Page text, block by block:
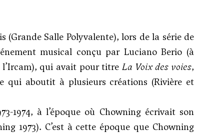
(Grande Salle Polyvalente), lors de la série de
musical conçu par Luciano Berio (à
qui avait pour titre La Voix des voies,
qui aboutit à plusieurs créations (Rivière et
1974, à l’époque où Chowning écrivait son
1973). C’est à cette époque que Chowning